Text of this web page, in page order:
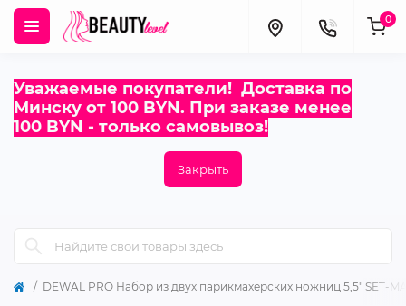
Уважаемые покупатели! Доставка по
Минску от 100 BYN. При заказе менее
100 BYN - только самовывоз!
Закрыть
0
DEWAL PRO Набор из двух парикмахерских ножниц 5,5" SET-